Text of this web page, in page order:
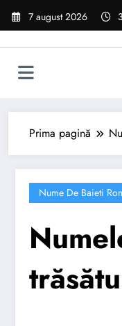
Sari
7 august 2026
Prima pagină
Nume De Baieti